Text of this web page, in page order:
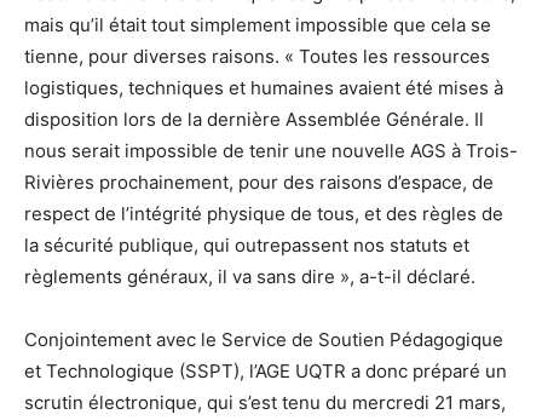
mais qu’il était tout simplement impossible que cela se
tienne, pour diverses raisons. « Toutes les ressources
logistiques, techniques et humaines avaient été mises à
disposition lors de la dernière Assemblée Générale. Il
nous serait impossible de tenir une nouvelle AGS à Trois-
Rivières prochainement, pour des raisons d’espace, de
respect de l’intégrité physique de tous, et des règles de
la sécurité publique, qui outrepassent nos statuts et
règlements généraux, il va sans dire », a-t-il déclaré.
Conjointement avec le Service de Soutien Pédagogique
et Technologique (SSPT), l’AGE UQTR a donc préparé un
scrutin électronique, qui s’est tenu du mercredi 21 mars,